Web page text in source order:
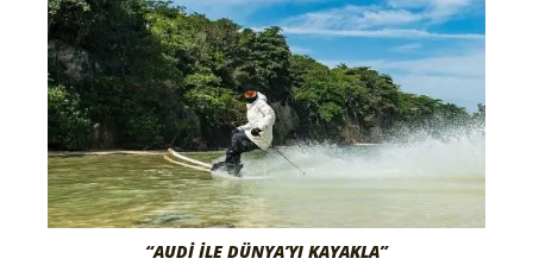
“AUDI ILE DÜNYA’YI KAYAKLA”